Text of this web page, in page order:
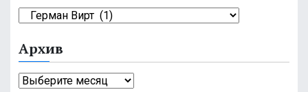
и
:
т
е
Архив
А